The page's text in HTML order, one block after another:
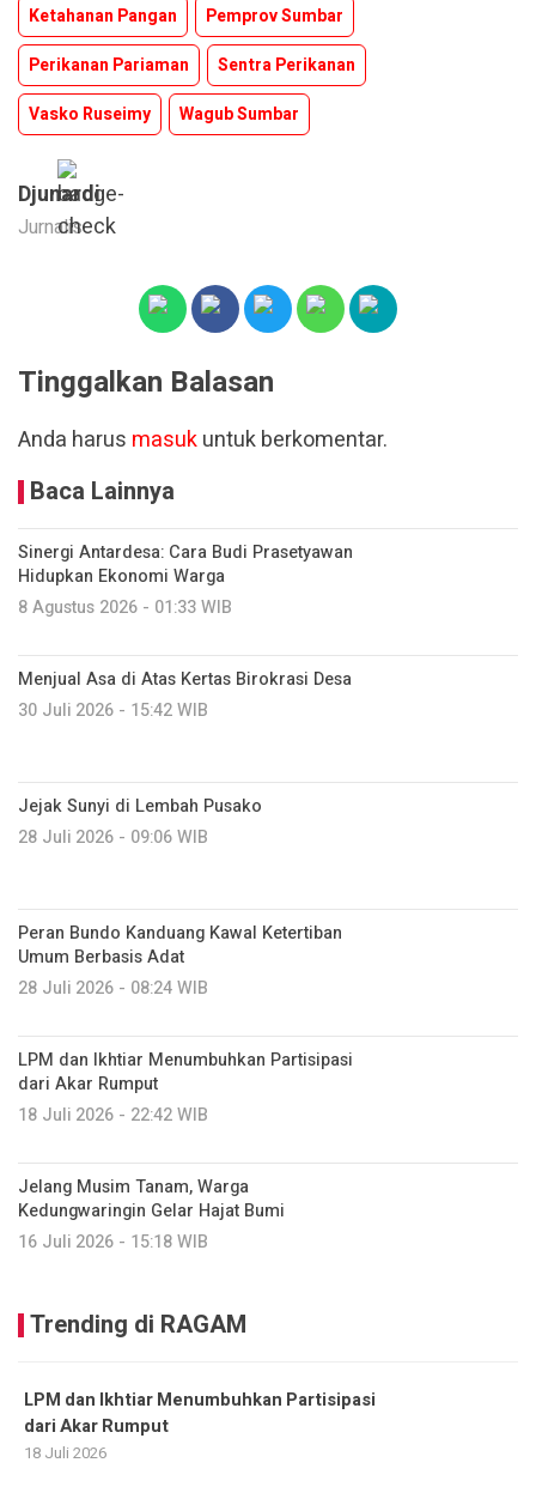
Ketahanan Pangan
Pemprov Sumbar
Perikanan Pariaman
Sentra Perikanan
Vasko Ruseimy
Wagub Sumbar
Djunardi
Jurnalis
Tinggalkan Balasan
Anda harus masukuntuk berkomentar.
Baca Lainnya
Sinergi Antardesa: Cara Budi Prasetyawan
Hidupkan Ekonomi Warga
8 Agustus 2026 - 01:33 WIB
Menjual Asa di Atas Kertas Birokrasi Desa
30 Juli 2026 - 15:42 WIB
Jejak Sunyi di Lembah Pusako
28 Juli 2026 - 09:06 WIB
Peran Bundo Kanduang Kawal Ketertiban
Umum Berbasis Adat
28 Juli 2026 - 08:24 WIB
LPM dan Ikhtiar Menumbuhkan Partisipasi
dari Akar Rumput
18 Juli 2026 - 22:42 WIB
Jelang Musim Tanam, Warga
Kedungwaringin Gelar Hajat Bumi
16 Juli 2026 - 15:18 WIB
Trending di RAGAM
LPM dan Ikhtiar Menumbuhkan Partisipasi
dari Akar Rumput
18 Juli 2026